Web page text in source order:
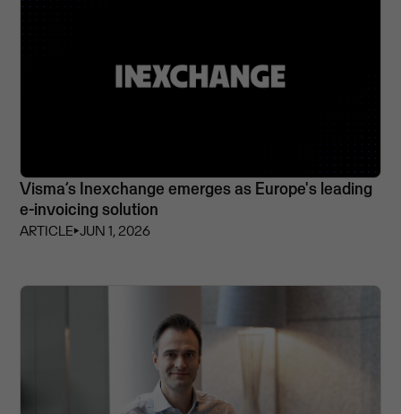
Visma’s Inexchange emerges as Europe's leading
e-invoicing solution
ARTICLE⏵JUN 1, 2026